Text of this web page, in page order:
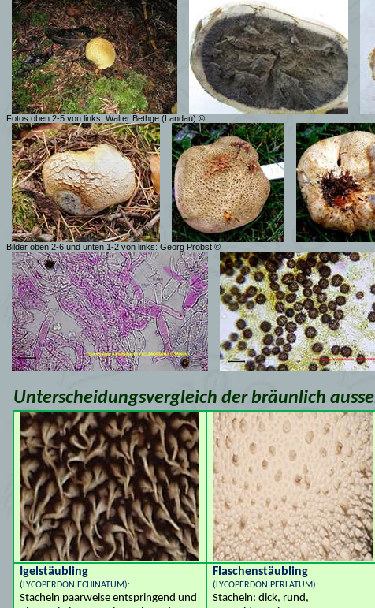
Fotos oben 2-5 von links: Walter Bethge (Landau) ©
Bilder oben 2-6 und unten 1-2 von links: Georg Probst ©
Unterscheidungsvergleich der bräunlich
Igelstäubling
(LYCOPERDON ECHINATUM):
Stacheln paarweise entspringend und
Flaschenstäubling
(LYCOPERDON PERLATUM):
Stacheln: dick, rund,